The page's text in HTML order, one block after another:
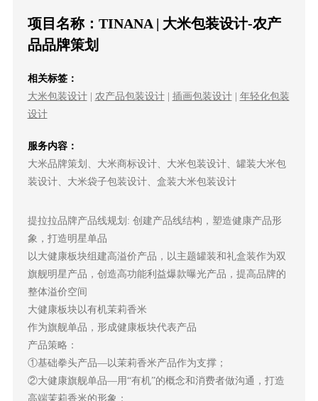
项目名称：TINANA | 大米包装设计-农产
品品牌策划
相关标签：
大米包装设计| 农产品包装设计| 插画包装设计| 年轻化包装
设计
服务内容：
大米品牌策划、大米商标设计、大米包装设计、罐装大米包
装设计、大米袋子包装设计、盒装大米包装设计
提拉拉品牌产品线规划: 创建产品线结构，塑造健康产品形
象，打造明星单品
以大健康板块组建高溢价产品，以主题罐装和礼盒装作为双
旗舰明星产品，创造高功能利益爆款曝光产品，提高品牌的
整体溢价空间
大健康板块以有机茉莉香米
作为旗舰单品，形成健康板块代表产品
产品策略：
①基础拳头产品—以茉莉香米产品作为支撑；
②大健康旗舰单品—用“有机”的概念和消费者做沟通，打造
高端茉莉香米的形象；